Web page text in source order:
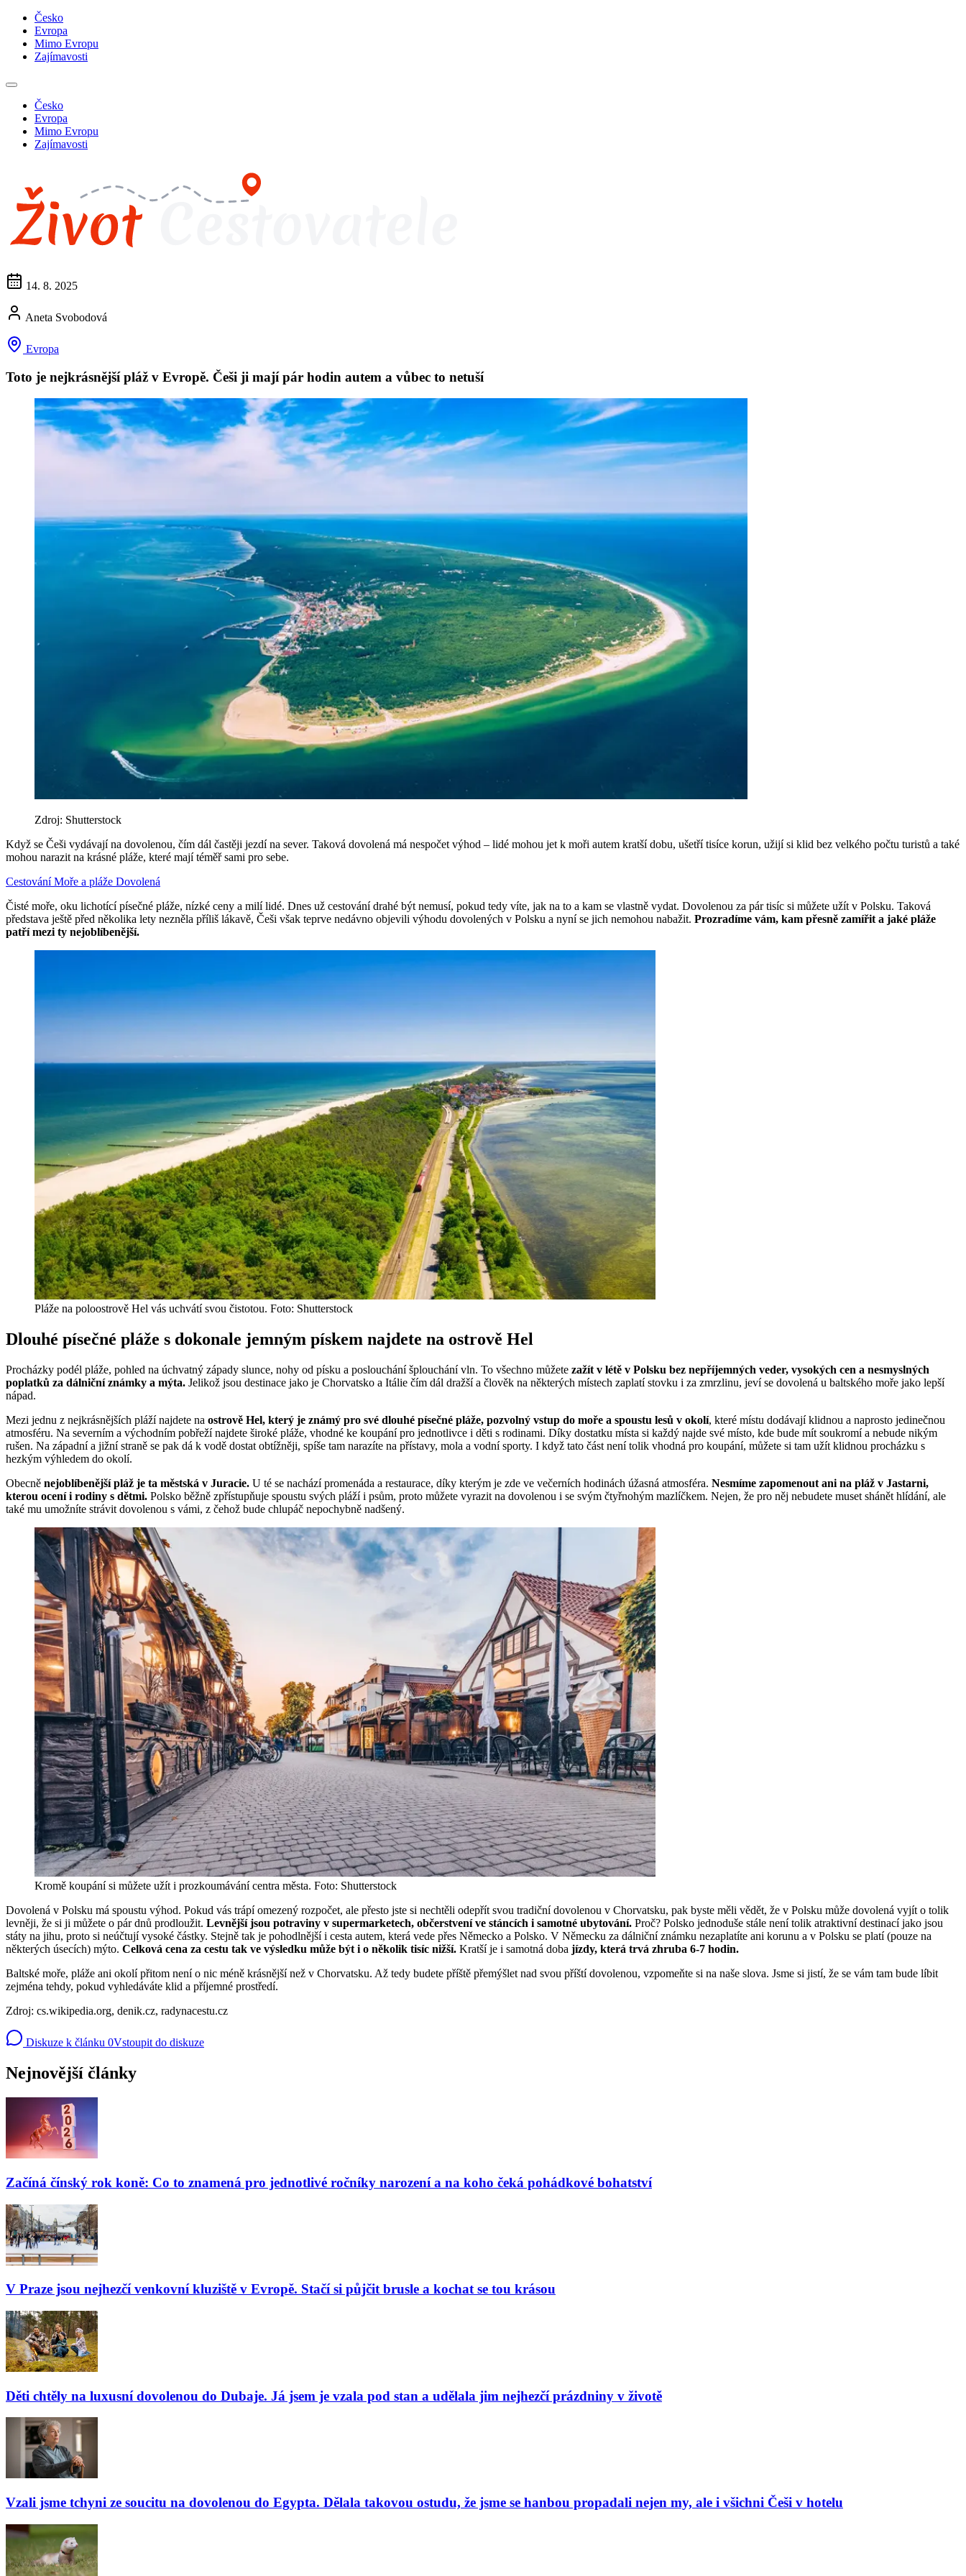
Česko
Evropa
Mimo Evropu
Zajímavosti
Česko
Evropa
Mimo Evropu
Zajímavosti
14. 8. 2025
Aneta Svobodová
Evropa
Toto je nejkrásnější pláž v Evropě. Češi ji mají pár hodin autem a vůbec to netuší
Zdroj: Shutterstock
Když se Češi vydávají na dovolenou, čím dál častěji jezdí na sever. Taková dovolená má nespočet výhod – lidé mohou jet k moři autem kratší dobu, ušetří tisíce korun, užijí si klid bez velkého počtu turistů a také
mohou narazit na krásné pláže, které mají téměř sami pro sebe.
CestováníMoře a pláže Dovolená
Čisté moře, oku lichotící písečné pláže, nízké ceny a milí lidé. Dnes už cestování drahé být nemusí, pokud tedy víte, jak na to a kam se vlastně vydat. Dovolenou za pár tisíc si můžete užít v Polsku. Taková
představa ještě před několika lety nezněla příliš lákavě, Češi však teprve nedávno objevili výhodu dovolených v Polsku a nyní se jich nemohou nabažit. Prozradíme vám, kam přesně zamířit a jaké pláže
patří mezi ty nejoblíbenější.
Pláže na poloostrově Hel vás uchvátí svou čistotou. Foto: Shutterstock
Dlouhé písečné pláže s dokonale jemným pískem najdete na ostrově Hel
Procházky podél pláže, pohled na úchvatný západy slunce, nohy od písku a poslouchání šplouchání vln. To všechno můžete zažít v létě v Polsku bez nepříjemných veder, vysokých cen a nesmyslných
poplatků za dálniční známky a mýta. Jelikož jsou destinace jako je Chorvatsko a Itálie čím dál dražší a člověk na některých místech zaplatí stovku i za zmrzlinu, jeví se dovolená u baltského moře jako lepší
nápad.
Mezi jednu z nejkrásnějších pláží najdete na ostrově Hel, který je známý pro své dlouhé písečné pláže, pozvolný vstup do moře a spoustu lesů v okolí, které místu dodávají klidnou a naprosto jedinečnou
atmosféru. Na severním a východním pobřeží najdete široké pláže, vhodné ke koupání pro jednotlivce i děti s rodinami. Díky dostatku místa si každý najde své místo, kde bude mít soukromí a nebude nikým
rušen. Na západní a jižní straně se pak dá k vodě dostat obtížněji, spíše tam narazíte na přístavy, mola a vodní sporty. I když tato část není tolik vhodná pro koupání, můžete si tam užít klidnou procházku s
hezkým výhledem do okolí.
Obecně nejoblíbenější pláž je ta městská v Juracie. U té se nachází promenáda a restaurace, díky kterým je zde ve večerních hodinách úžasná atmosféra. Nesmíme zapomenout ani na pláž v Jastarni,
kterou ocení i rodiny s dětmi. Polsko běžně zpřístupňuje spoustu svých pláží i psům, proto můžete vyrazit na dovolenou i se svým čtyřnohým mazlíčkem. Nejen, že pro něj nebudete muset shánět hlídání, ale
také mu umožníte strávit dovolenou s vámi, z čehož bude chlupáč nepochybně nadšený.
Kromě koupání si můžete užít i prozkoumávání centra města. Foto: Shutterstock
Dovolená v Polsku má spoustu výhod. Pokud vás trápí omezený rozpočet, ale přesto jste si nechtěli odepřít svou tradiční dovolenou v Chorvatsku, pak byste měli vědět, že v Polsku může dovolená vyjít o tolik
levněji, že si ji můžete o pár dnů prodloužit. Levnější jsou potraviny v supermarketech, občerstvení ve stáncích i samotné ubytování. Proč? Polsko jednoduše stále není tolik atraktivní destinací jako jsou
státy na jihu, proto si neúčtují vysoké částky. Stejně tak je pohodlnější i cesta autem, která vede přes Německo a Polsko. V Německu za dálniční známku nezaplatíte ani korunu a v Polsku se platí (pouze na
některých úsecích) mýto. Celková cena za cestu tak ve výsledku může být i o několik tisíc nižší. Kratší je i samotná doba jízdy, která trvá zhruba 6-7 hodin.
Baltské moře, pláže ani okolí přitom není o nic méně krásnější než v Chorvatsku. Až tedy budete příště přemýšlet nad svou příští dovolenou, vzpomeňte si na naše slova. Jsme si jistí, že se vám tam bude líbit
zejména tehdy, pokud vyhledáváte klid a příjemné prostředí.
Zdroj: cs.wikipedia.org, denik.cz, radynacestu.cz
Diskuze k článku 0Vstoupit do diskuze
Nejnovější články
Začíná čínský rok koně: Co to znamená pro jednotlivé ročníky narození a na koho čeká pohádkové bohatství
V Praze jsou nejhezčí venkovní kluziště v Evropě. Stačí si půjčit brusle a kochat se tou krásou
Děti chtěly na luxusní dovolenou do Dubaje. Já jsem je vzala pod stan a udělala jim nejhezčí prázdniny v životě
Vzali jsme tchyni ze soucitu na dovolenou do Egypta. Dělala takovou ostudu, že jsme se hanbou propadali nejen my, ale i všichni Češi v hotelu